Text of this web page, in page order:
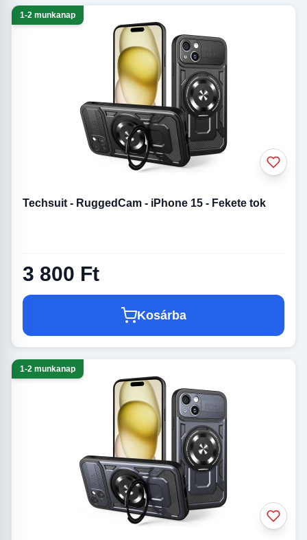
1-2 munkanap
Techsuit - RuggedCam - iPhone 15 - Fekete tok
3 800 Ft
Kosárba
1-2 munkanap